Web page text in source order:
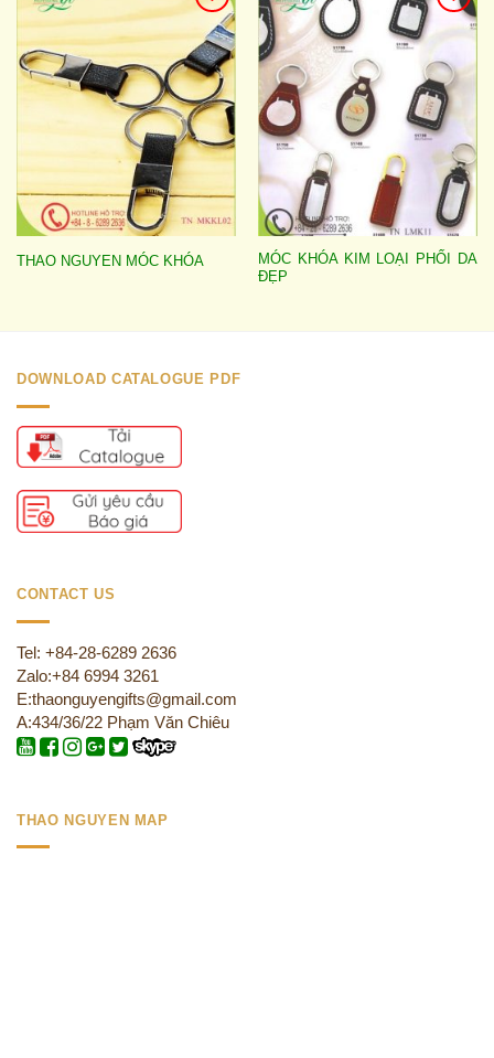
Add to
wishlist
THAO NGUYEN MÓC KHÓA
Add to
wishlist
MÓC KHÓA KIM LOẠI PHỐI DA
ĐẸP
DOWNLOAD CATALOGUE PDF
CONTACT US
Tel: +84-28-6289 2636
Zalo:+84 6994 3261
E:thaonguyengifts@gmail.com
A:434/36/22 Phạm Văn Chiêu
THAO NGUYEN MAP